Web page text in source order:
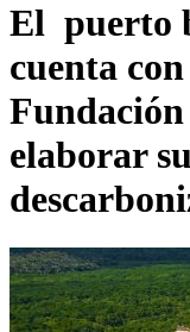
El puerto
cuenta
elaborar